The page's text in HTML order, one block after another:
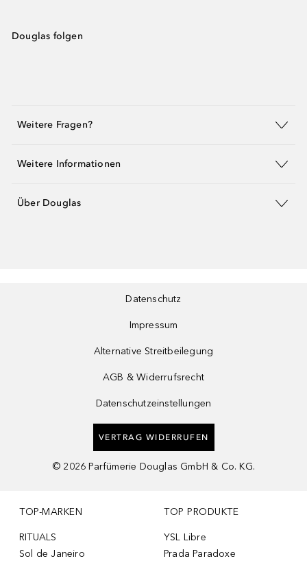
Douglas folgen
Weitere Fragen?
Weitere Informationen
Über Douglas
Datenschutz
Impressum
Alternative Streitbeilegung
AGB & Widerrufsrecht
Datenschutzeinstellungen
VERTRAG WIDERRUFEN
© 2026 Parfümerie Douglas GmbH & Co. KG.
TOP-MARKEN
RITUALS
Sol de Janeiro
TOP PRODUKTE
YSL Libre
Prada Paradoxe